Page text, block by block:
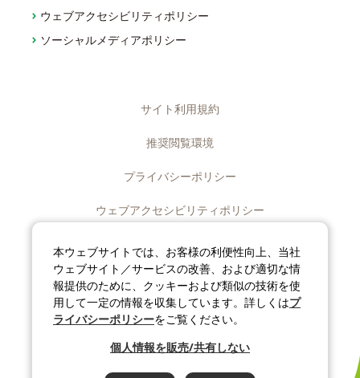
ウェブアクセシビリティポリシー
ソーシャルメディアポリシー
サイト利用規約
推奨閲覧環境
プライバシーポリシー
ウェブアクセシビリティポリシー
ディスクロージャーポリシー
ソーシャルメディアポリシー
サイトマップ
©J-OIL MILLS, INC. All rights reserved.
本ウェブサイトでは、お客様の利便性向上、当社
ウェブサイト／サービスの改善、および適切な情
報提供のために、クッキーおよび類似の技術を使
用して一定の情報を収集しています。詳しくはプ
ライバシーポリシーをご覧ください。
個人情報を販売/共有しない